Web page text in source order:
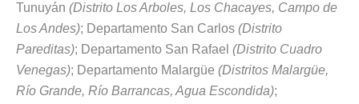
Tunuyán (Distrito Los Arboles, Los Chacayes, Campo de
Los Andes); Departamento San Carlos (Distrito
Pareditas); Departamento San Rafael (Distrito Cuadro
Venegas); Departamento Malargüe (Distritos Malargüe,
Río Grande, Río Barrancas, Agua Escondida);